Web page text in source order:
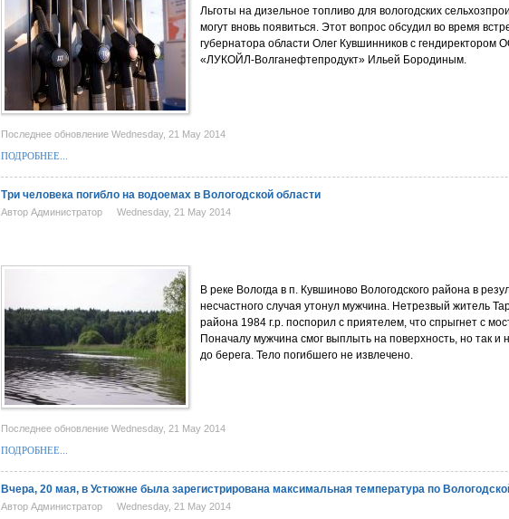
Льготы на дизельное топливо для вологодских
могут вновь появиться. Этот вопрос обсудил во время
губернатора области Олег Кувшинников с гендиректором
«ЛУКОЙЛ-Волганефтепродукт» Ильей Бородиным.
Последнее обновление Wednesday, 21 May 2014
ПОДРОБНЕЕ...
Три человека погибло на водоемах в Вологодской области
Автор Администратор Wednesday, 21 May 2014
В реке Вологда в п. Кувшиново Вологодского района в
несчастного случая утонул мужчина. Нетрезвый житель
района 1984 г.р. поспорил с приятелем, что спрыгнет с
Поначалу мужчина смог выплыть на поверхность, но так и
до берега. Тело погибшего не извлечено.
Последнее обновление Wednesday, 21 May 2014
ПОДРОБНЕЕ...
Вчера, 20 мая, в Устюжне была зарегистрирована максимальная температура по
Автор Администратор Wednesday, 21 May 2014